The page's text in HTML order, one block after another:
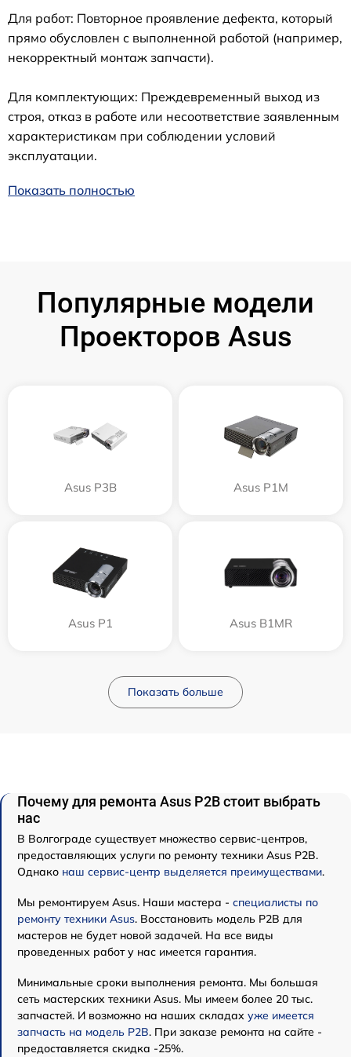
Для работ: Повторное проявление дефекта, который
прямо обусловлен с выполненной работой (например,
некорректный монтаж запчасти).
Для комплектующих: Преждевременный выход из
строя, отказ в работе или несоответствие заявленным
характеристикам при соблюдении условий
эксплуатации.
Показать полностью
Популярные модели
Проекторов Asus
Asus P3B Asus P1M
Asus P1 Asus B1MR
Показать больше
Почему для ремонта Asus P2B стоит выбрать
нас
В Волгограде существует множество сервис-центров,
предоставляющих услуги по ремонту техники Asus P2B.
Однако наш сервис-центр выделяется преимуществами.
Мы ремонтируем Asus. Наши мастера - специалисты по
ремонту техники Asus. Восстановить модель P2B для
мастеров не будет новой задачей. На все виды
проведенных работ у нас имеется гарантия.
Минимальные сроки выполнения ремонта. Мы большая
сеть мастерских техники Asus. Мы имеем более 20 тыс.
запчастей. И возможно на наших складах уже имеется
запчасть на модель P2B. При заказе ремонта на сайте -
предоставляется скидка -25%.